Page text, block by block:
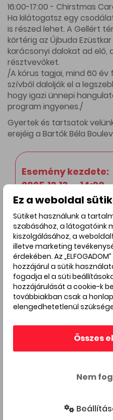
16:00-17:00 - Chirstmas
Ha kilátogatsz egy
is részed lehet. A Gellért
körtérig az Újbuda
karácsonyi dalokat ad elő,
résztvevőket.
/A kórus tagjai, mind 60 év
szívből dalolják el a
hogy igazi ünnepi
program ingyenes./
Gyertek és tartsatok
erejéig a Bartók Béla
Esemény kezdete:
2025.12.13. - 14:00
Esemény vége:
2025.12.13. - 17:00
Érintett utcák:
Ez a weboldal
Sütiket használunk a
szabásához, a látogatóink
kiszolgálásához, a
illetve marketing
érdekében. Az
hozzájárul a sütik
fogadja el a süti
hozzájárulását a cookie-k
továbbiakban csak a
elengedhetetlenül
Összes
Nem